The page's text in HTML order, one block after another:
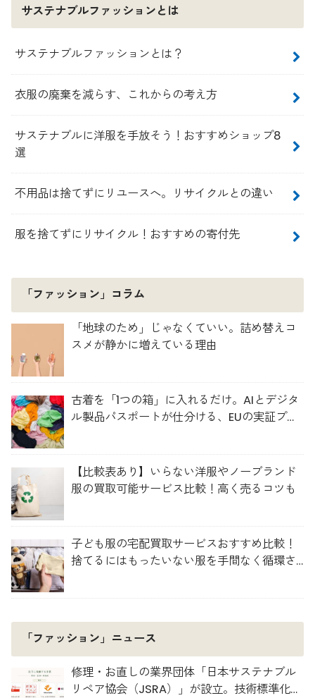
サステナブルファッションとは
サステナブルファッションとは？
衣服の廃棄を減らす、これからの考え方
サステナブルに洋服を手放そう！おすすめショップ8
選
不用品は捨てずにリユースへ。リサイクルとの違い
服を捨てずにリサイクル！おすすめの寄付先
「ファッション」コラム
「地球のため」じゃなくていい。詰め替えコ
スメが静かに増えている理由
古着を「1つの箱」に入れるだけ。AIとデジタ
ル製品パスポートが仕分ける、EUの実証プロ
【比較表あり】いらない洋服やノーブランド
服の買取可能サービス比較！高く売るコツも
子ども服の宅配買取サービスおすすめ比較！
捨てるにはもったいない服を手間なく循環さ
「ファッション」ニュース
修理・お直しの業界団体「日本サステナブル
リペア協会（JSRA）」が設立。技術標準化や